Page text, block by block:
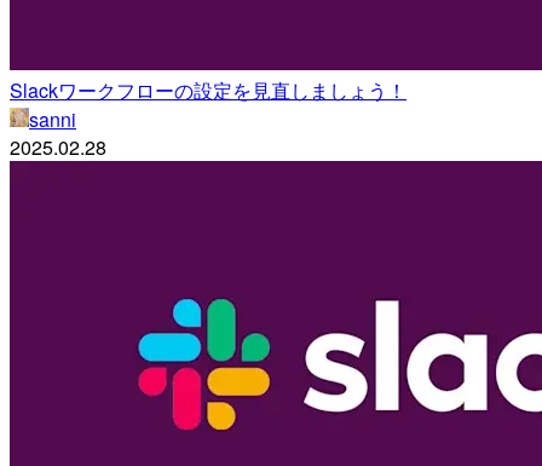
Slackワークフローの設定を見直しましょう！
sanni
2025.02.28